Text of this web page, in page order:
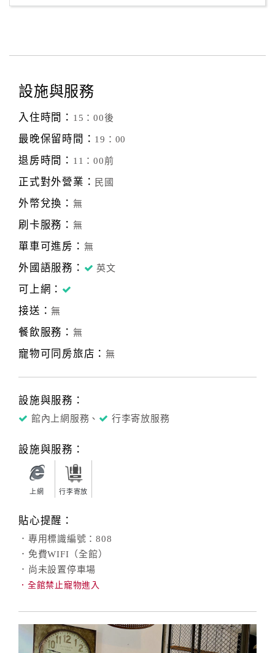
設施與服務
入住時間： 15：00後
最晚保留時間： 19：00
退房時間： 11：00前
正式對外營業： 民國
外幣兌換： 無
刷卡服務： 無
單車可進房： 無
外國語服務： 英文
可上網：
接送：無
餐飲服務： 無
寵物可同房旅店： 無
設施與服務：
館內上網服務、 行李寄放服務
設施與服務：
上網 行李寄放
貼心提醒：
．專用標識編號：808
．免費WIFI（全館）
．尚未設置停車場
．全館禁止寵物進入